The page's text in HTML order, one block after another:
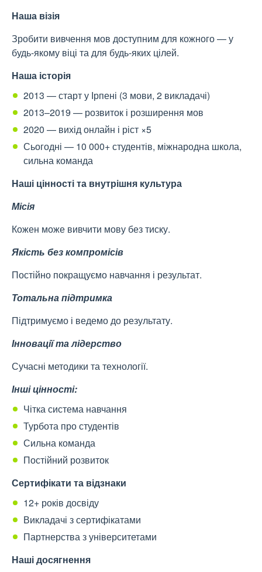
Наша візія
Зробити вивчення мов доступним для кожного — у
будь-якому віці та для будь-яких цілей.
Наша історія
2013 — старт у Ірпені (3 мови, 2 викладачі)
2013–2019 — розвиток і розширення мов
2020 — вихід онлайн і ріст ×5
Сьогодні — 10 000+ студентів, міжнародна школа,
сильна команда
Наші цінності та внутрішня культура
Місія
Кожен може вивчити мову без тиску.
Якість без компромісів
Постійно покращуємо навчання і результат.
Тотальна підтримка
Підтримуємо і ведемо до результату.
Інновації та лідерство
Сучасні методики та технології.
Інші цінності:
Чітка система навчання
Турбота про студентів
Сильна команда
Постійний розвиток
Сертифікати та відзнаки
12+ років досвіду
Викладачі з сертифікатами
Партнерства з університетами
Наші досягнення